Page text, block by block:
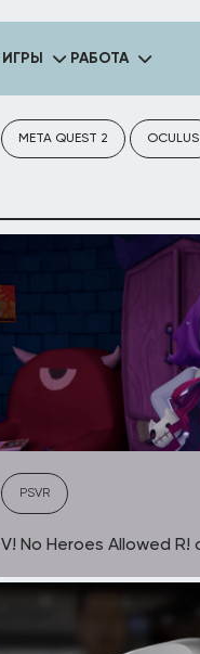
ИГРЫ РАБОТА
META QUEST 2 OCULUS
PSVR
V! No Heroes Allowed R!